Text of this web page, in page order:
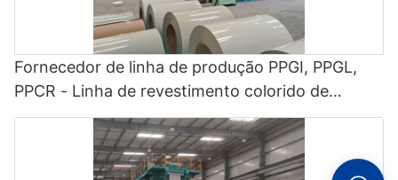
Fornecedor de linha de produção PPGI, PPGL,
PPCR - Linha de revestimento colorido de
bobinas, CCL